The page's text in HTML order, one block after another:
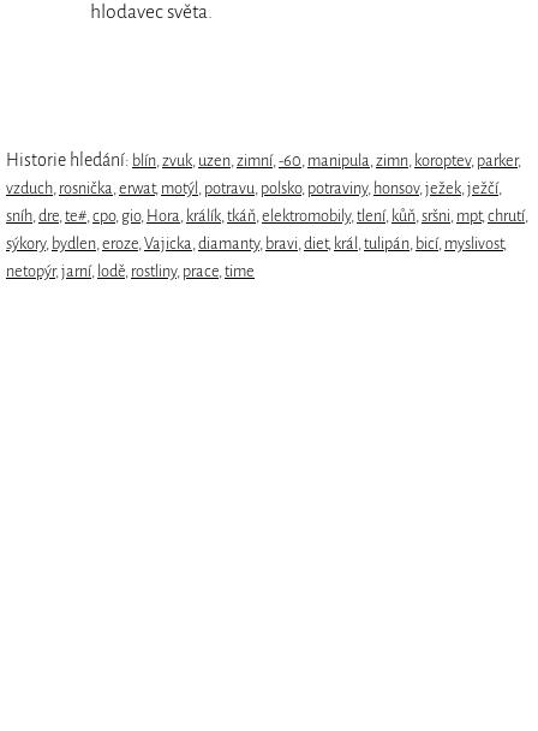
hlodavec světa.
Historie hledání: blín,zvuk, uzen,zimní,-60, manipula,zimn, koroptev, parker,
vzduch, rosnička,erwat, motýl , potravu, polsko, potraviny, honsov,ježek,ježčí,
sníh,dre,te#,cpo, gio, Hora, králík,tkáň,elektromobily,tlení, kůň,sršni, mpt,chrutí,
sýkory, bydlen,eroze,Vajicka,diamanty, bravi,diet, král ,tulipán, bicí, myslivost,
netopýr,jarní, lodě, rostliny, prace,time